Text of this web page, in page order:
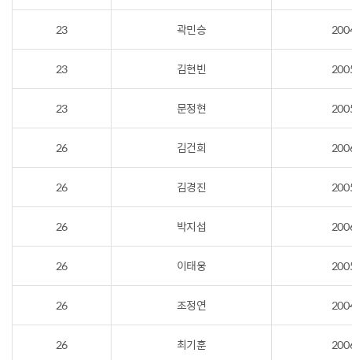
23 곽민승
23 김현빈
23 문정현
26 김건희
26 김경진
26 박지섭
26 이태웅
26 조정연
26 최기훈